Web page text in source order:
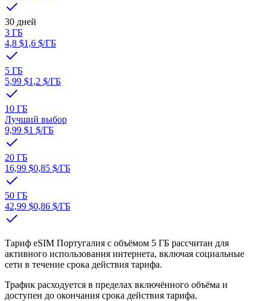
30 дней
3 ГБ
4,8 $1,6 $/ГБ
5 ГБ
5,99 $1,2 $/ГБ
10 ГБ
Лучший выбор
9,99 $1 $/ГБ
20 ГБ
16,99 $0,85 $/ГБ
50 ГБ
42,99 $0,86 $/ГБ
Тариф eSIM Португалия с объёмом 5 ГБ рассчитан для
активного использования интернета, включая социальные
сети в течение срока действия тарифа.
Трафик расходуется в пределах включённого объёма и
доступен до окончания срока действия тарифа.